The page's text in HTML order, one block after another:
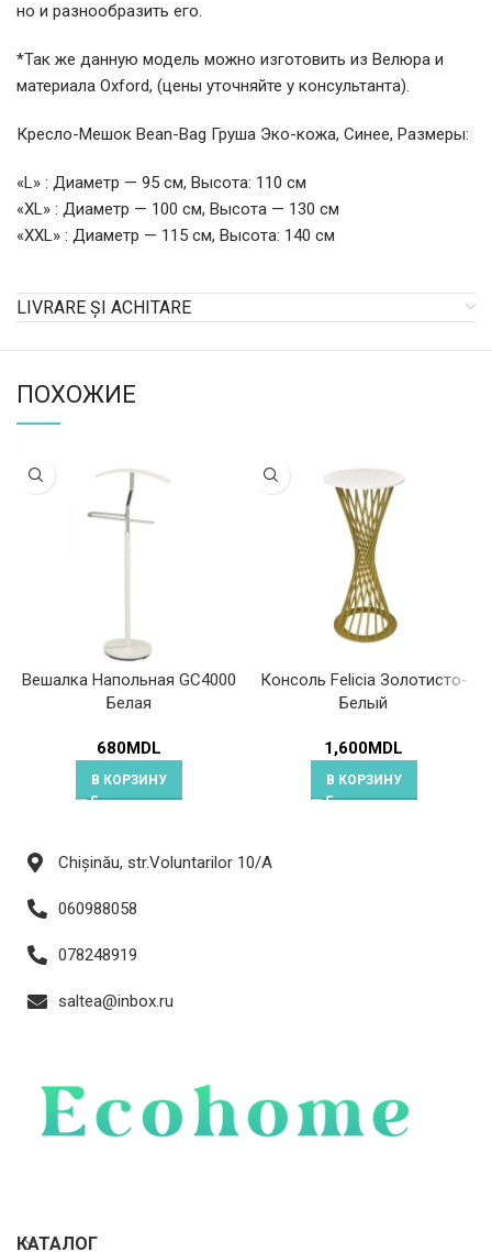
но и разнообразить его.
*Так же данную модель можно изготовить из Велюра и
материала Oxford, (цены уточняйте у консультанта).
Кресло-Мешок Bean-Bag Груша Эко-кожа, Синее, Размеры:
«L» : Диаметр — 95 см, Высота: 110 см
«XL» : Диаметр — 100 см, Высота — 130 см
«XXL» : Диаметр — 115 см, Высота: 140 см
LIVRARE ȘI ACHITARE
ПОХОЖИЕ
Вешалка Напольная GC4000
Белая
680MDL
В КОРЗИНУ
Консоль Felicia Золотисто-
Белый
1,600MDL
В КОРЗИНУ
Chișinău, str.Voluntarilor 10/A
060988058
078248919
saltea@inbox.ru
КАТАЛОГ